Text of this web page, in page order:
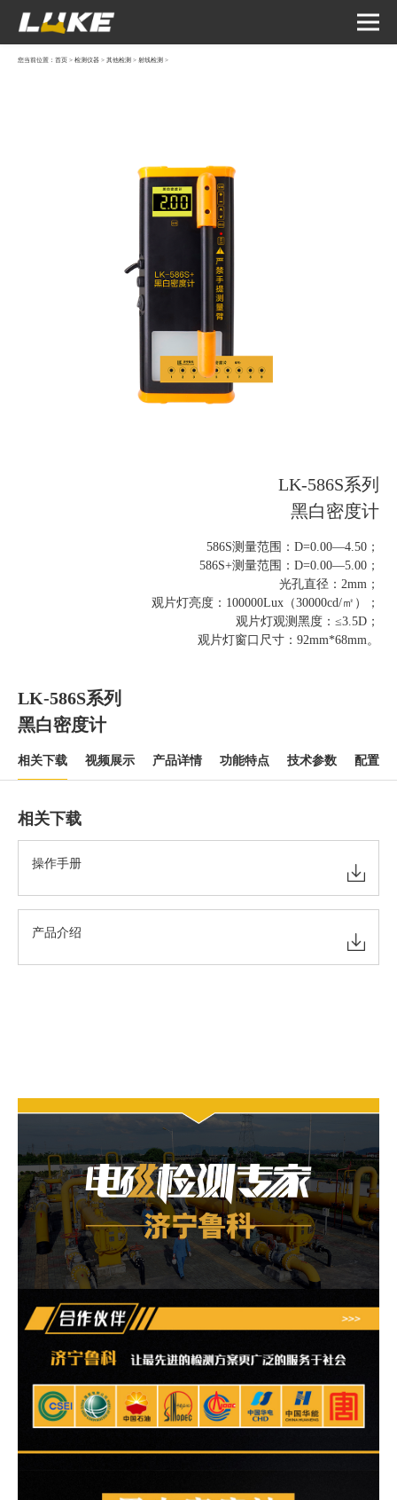
您当前位置： 首页 > 检测仪器 > 其他检测 > 射线检测 >
LK-586S系列
黑白密度计
586S测量范围：D=0.00—4.50；
586S+测量范围：D=0.00—5.00；
光孔直径：2mm；
观片灯亮度：100000Lux（30000cd/㎡）；
观片灯观测黑度：≤3.5D；
观片灯窗口尺寸：92mm*68mm。
LK-586S系列
黑白密度计
相关下载 视频展示 产品详情 功能特点 技术参数 配置清
相关下载
操作手册
产品介绍